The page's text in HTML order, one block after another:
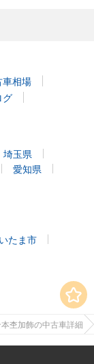
車相場
グ
埼玉県
愛知県
たま市
杢加飾の中古車詳細